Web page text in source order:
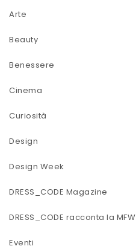
Arte
Beauty
Benessere
Cinema
Curiosità
Design
Design Week
DRESS_CODE Magazine
DRESS_CODE racconta la MFW
Eventi